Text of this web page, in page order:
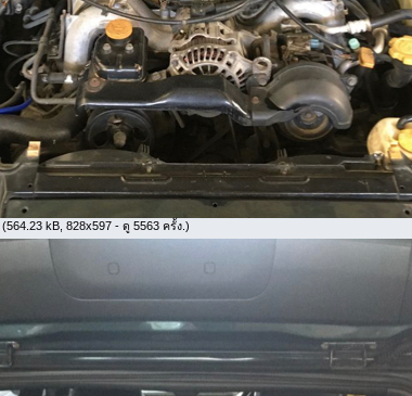
(564.23 kB, 828x597 - ดู 5563 ครั้ง.)